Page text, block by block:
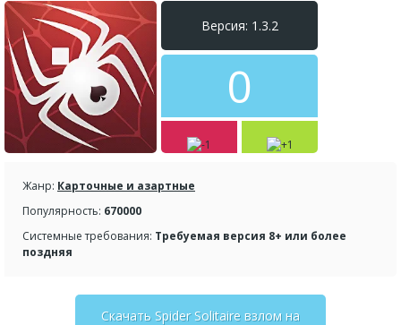
Версия: 1.3.2
0
Жанр: Карточные и азартные
Популярность: 670000
Системные требования: Требуемая версия 8+ или более
поздняя
Скачать Spider Solitaire взлом на